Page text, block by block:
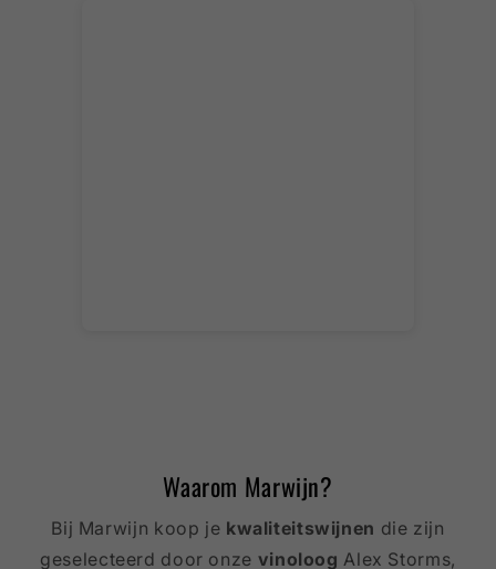
Waarom Marwijn?
Bij Marwijn koop je kwaliteitswijnen die zijn
geselecteerd door onze vinoloog Alex Storms,